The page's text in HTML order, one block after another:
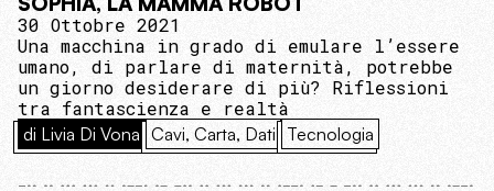
30 Ottobre 2021
Una macchina in grado di emulare l’essere
umano, di parlare di maternità, potrebbe
un giorno desiderare di più? Riflessioni
tra fantascienza e realtà
di Livia Di Vona Cavi, Carta, Dati Tecnologia